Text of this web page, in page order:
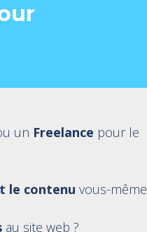
un Freelance pour le
le contenu vous-même
au site web ?